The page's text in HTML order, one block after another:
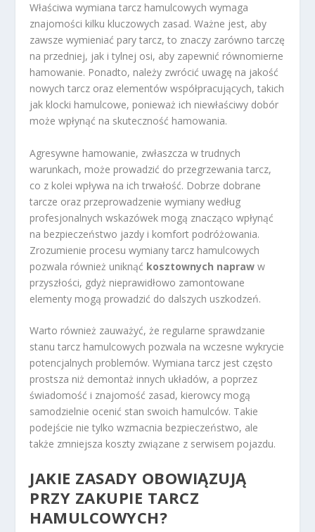
Właściwa wymiana tarcz hamulcowych wymaga
znajomości kilku kluczowych zasad. Ważne jest, aby
zawsze wymieniać pary tarcz, to znaczy zarówno tarczę
na przedniej, jak i tylnej osi, aby zapewnić równomierne
hamowanie. Ponadto, należy zwrócić uwagę na jakość
nowych tarcz oraz elementów współpracujących, takich
jak klocki hamulcowe, ponieważ ich niewłaściwy dobór
może wpłynąć na skuteczność hamowania.
Agresywne hamowanie, zwłaszcza w trudnych
warunkach, może prowadzić do przegrzewania tarcz,
co z kolei wpływa na ich trwałość. Dobrze dobrane
tarcze oraz przeprowadzenie wymiany według
profesjonalnych wskazówek mogą znacząco wpłynąć
na bezpieczeństwo jazdy i komfort podróżowania.
Zrozumienie procesu wymiany tarcz hamulcowych
pozwala również uniknąć kosztownych napraw w
przyszłości, gdyż nieprawidłowo zamontowane
elementy mogą prowadzić do dalszych uszkodzeń.
Warto również zauważyć, że regularne sprawdzanie
stanu tarcz hamulcowych pozwala na wczesne wykrycie
potencjalnych problemów. Wymiana tarcz jest często
prostsza niż demontaż innych układów, a poprzez
świadomość i znajomość zasad, kierowcy mogą
samodzielnie ocenić stan swoich hamulców. Takie
podejście nie tylko wzmacnia bezpieczeństwo, ale
także zmniejsza koszty związane z serwisem pojazdu.
JAKIE ZASADY OBOWIĄZUJĄ
PRZY ZAKUPIE TARCZ
HAMULCOWYCH?